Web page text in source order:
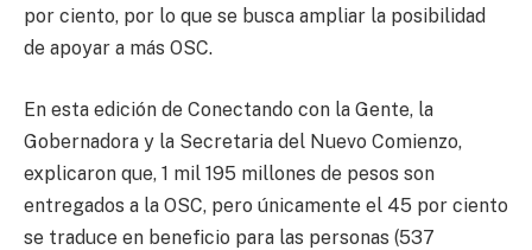
por ciento, por lo que se busca ampliar la posibilidad
de apoyar a más OSC.
En esta edición de Conectando con la Gente, la
Gobernadora y la Secretaria del Nuevo Comienzo,
explicaron que, 1 mil 195 millones de pesos son
entregados a la OSC, pero únicamente el 45 por ciento
se traduce en beneficio para las personas (537